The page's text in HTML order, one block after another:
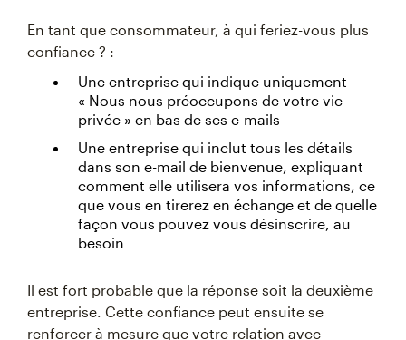
En tant que consommateur, à qui feriez-vous plus
confiance ? :
Une entreprise qui indique uniquement
« Nous nous préoccupons de votre vie
privée » en bas de ses e-mails
Une entreprise qui inclut tous les détails
dans son e-mail de bienvenue, expliquant
comment elle utilisera vos informations, ce
que vous en tirerez en échange et de quelle
façon vous pouvez vous désinscrire, au
besoin
Il est fort probable que la réponse soit la deuxième
entreprise. Cette confiance peut ensuite se
renforcer à mesure que votre relation avec